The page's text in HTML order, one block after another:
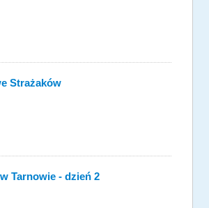
Strażaków
Tarnowie - dzień 2